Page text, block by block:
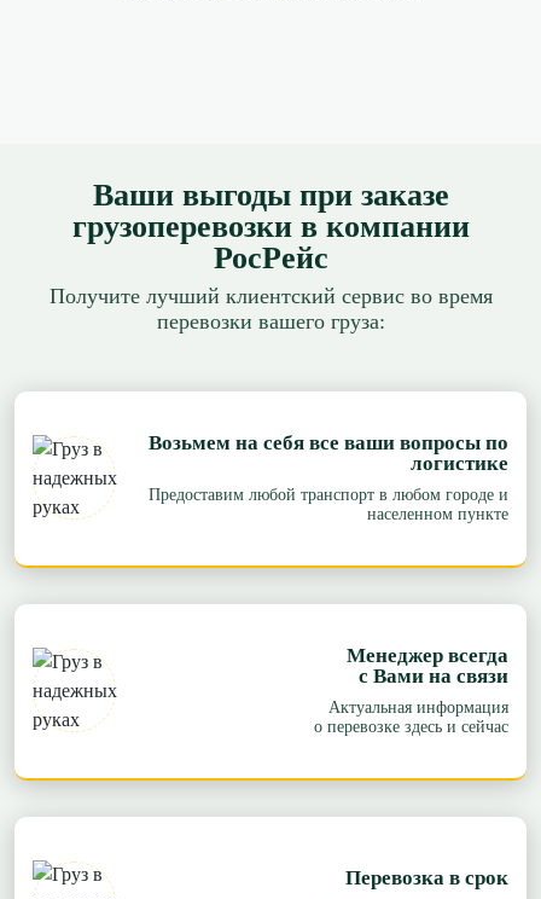
Ваши выгоды при заказе
грузоперевозки в компании
РосРейс
Получите лучший клиентский сервис во время
перевозки вашего груза:
Возьмем на себя все ваши вопросы по
логистике
Предоставим любой транспорт в любом городе и
населенном пункте
Менеджер всегда
с Вами на связи
Актуальная информация
о перевозке здесь и сейчас
Перевозка в срок